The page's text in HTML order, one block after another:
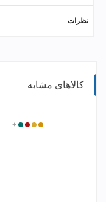
نظرات
کالاهای مشابه
315
400
520
601
+